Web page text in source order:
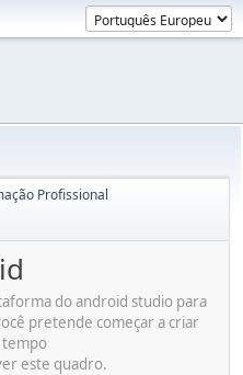
Profissional
do android studio para
pretende começar a criar
tempo
este quadro.